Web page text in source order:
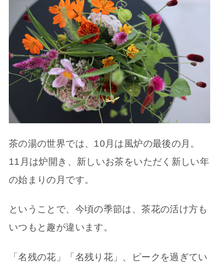
茶の湯の世界では、10月は風炉の最後の月。
11月は炉開き、新しいお茶をいただく新しい年
の始まりの月です。
ということで、今頃の季節は、茶花の活け方も
いつもと趣が違います。
「名残の花」「名残り花」、ピークを過ぎてい